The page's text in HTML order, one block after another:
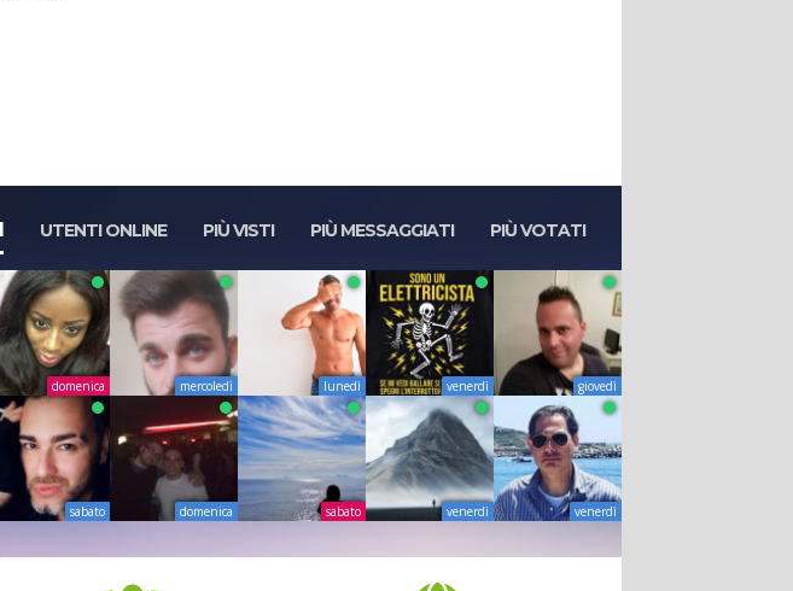
UTENTI ONLINE PIÙ VISTI PIÙ MESSAGGIATI PIÙ VOTATI
domenica mercoledì lunedì venerdì giovedì
sabato domenica sabato venerdì venerdì